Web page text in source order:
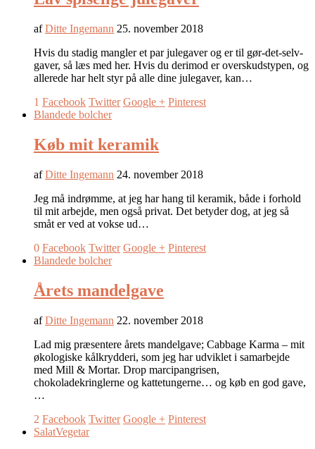
afDitte Ingemann 25. november 2018
Hvis du stadig mangler et par julegaver og er til gør-det-selv-
gaver, så læs med her. Hvis du derimod er overskudstypen, og
allerede har helt styr på alle dine julegaver, kan…
1 Facebook Twitter Google + Pinterest
Blandede bolcher
Køb mit keramik
afDitte Ingemann 24. november 2018
Jeg må indrømme, at jeg har hang til keramik, både i forhold
til mit arbejde, men også privat. Det betyder dog, at jeg så
småt er ved at vokse ud…
0 Facebook Twitter Google + Pinterest
Blandede bolcher
Årets mandelgave
afDitte Ingemann 22. november 2018
Lad mig præsentere årets mandelgave; Cabbage Karma – mit
økologiske kålkrydderi, som jeg har udviklet i samarbejde
med Mill & Mortar. Drop marcipangrisen,
chokoladekringlerne og kattetungerne… og køb en god gave,
…
2 Facebook Twitter Google + Pinterest
SalatVegetar